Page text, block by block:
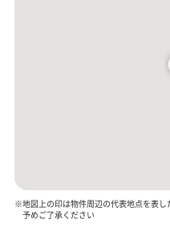
※地図上の印は物件周辺の代表地点を表
予めご了承ください